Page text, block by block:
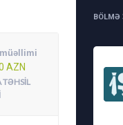
AZN
TƏHSIL
BÖLMƏ